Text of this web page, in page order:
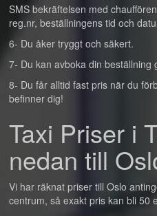
SMS bekräftelsen med
reg.nr, beställningens tid och
6- Du åker tryggt och säkert.
7- Du kan avboka din beställning
8- Du får alltid fast pris när du
befinner dig!
Taxi Priser i
nedan till
Vi har räknat priser till Oslo
centrum, så exakt pris kan bli 50